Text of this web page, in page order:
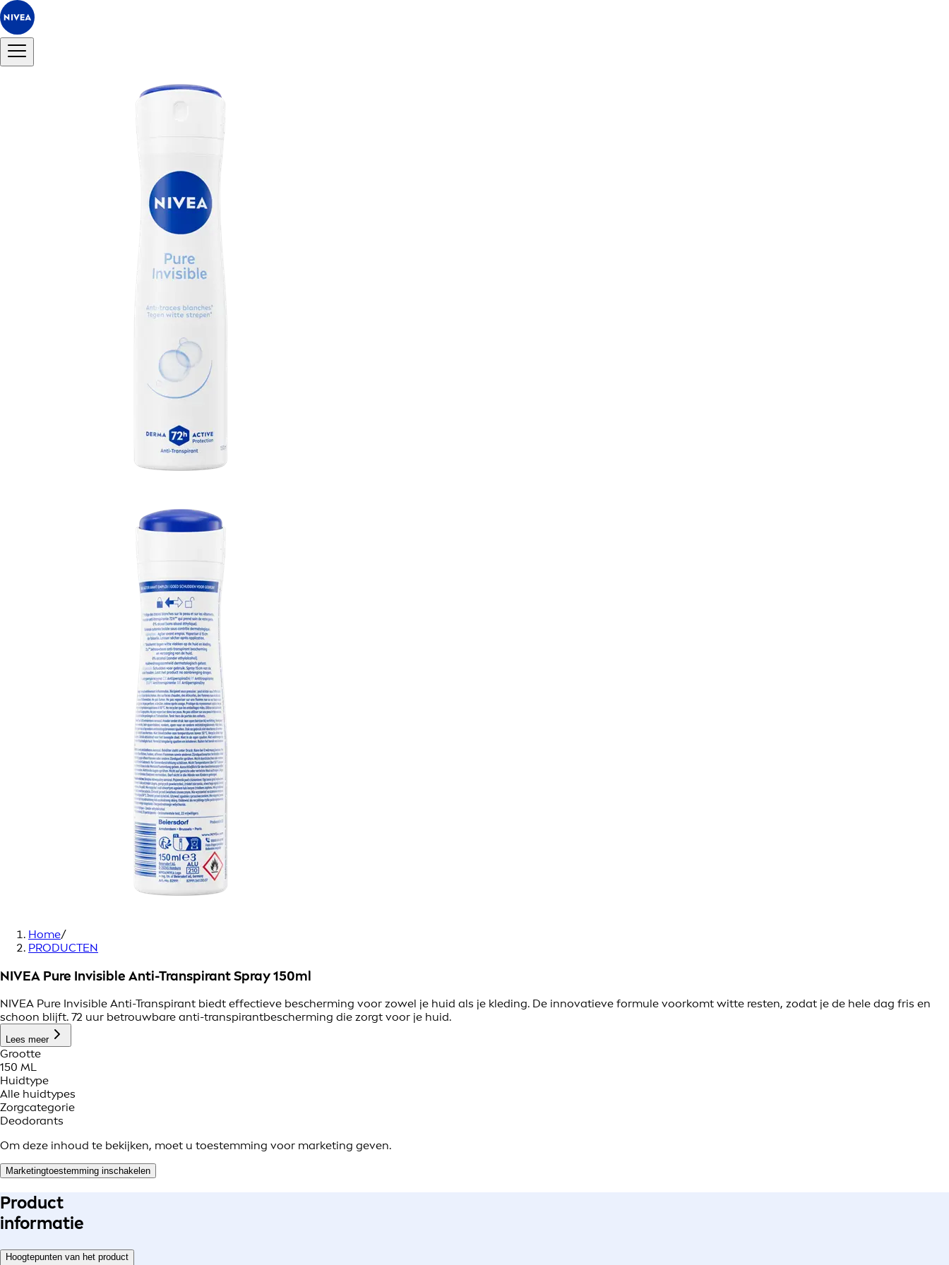
Home/
PRODUCTEN
NIVEA Pure Invisible Anti-Transpirant Spray 150ml
NIVEA Pure Invisible Anti-Transpirant biedt effectieve bescherming voor zowel je huid als je kleding. De innovatieve formule voorkomt witte resten, zodat je de hele dag fris en
schoon blijft. 72 uur betrouwbare anti-transpirantbescherming die zorgt voor je huid.
Lees meer
Grootte
150 ML
Huidtype
Alle huidtypes
Zorgcategorie
Deodorants
Om deze inhoud te bekijken, moet u toestemming voor marketing geven.
Marketingtoestemming inschakelen
Product
informatie
Hoogtepunten van het product